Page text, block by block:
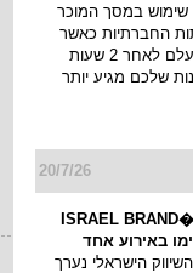
שימוש במסך המוכר
החברתיות כאשר
הסטורי שלך נעלם לאחר 2 שעות
שלכם מגיע יותר
20/7/26
כנס המיתוג ו�ISRAEL BRAND
הישראלי נערך